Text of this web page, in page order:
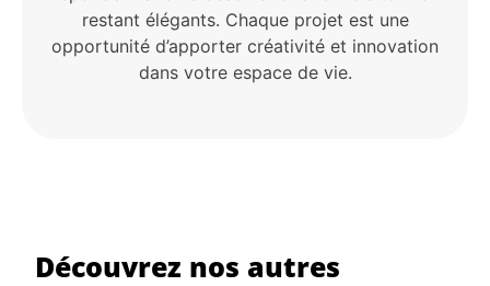
restant élégants. Chaque projet est une
opportunité d’apporter créativité et innovation
dans votre espace de vie.
Découvrez nos autres